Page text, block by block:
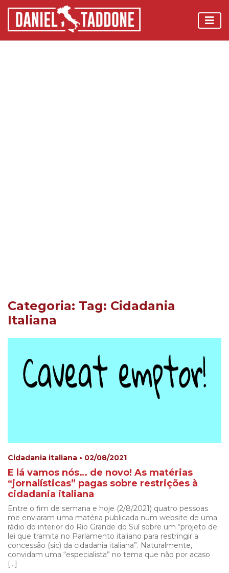
Categoria: Tag: Cidadania
Italiana
Cidadania italiana • 02/08/2021
E lá vamos nós… de novo! As matérias
“jornalísticas” pagas sobre restrições à
cidadania italiana
Entre o fim de semana e hoje (2/8/2021) quatro pessoas
me enviaram uma matéria publicada num website de uma
rádio do interior do Rio Grande do Sul sobre um “projeto de
lei que tramita no Parlamento italiano para restringir a
concessão (sic) da cidadania italiana”. Naturalmente,
convidam uma “especialista” no tema que não por acaso
[…]